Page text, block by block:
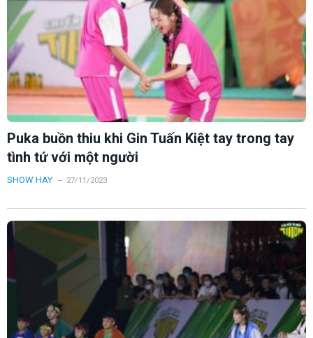
Puka buồn thiu khi Gin Tuấn Kiệt tay trong tay
tình tứ với một người
SHOW HAY 27/11/2023